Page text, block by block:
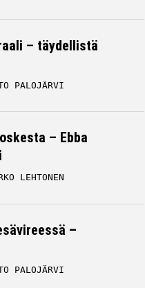
– täydellistä
PALOJÄRVI
– Ebba
LEHTONEN
–
PALOJÄRVI